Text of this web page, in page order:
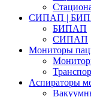
СИПАП |
БИПАП
СИПАП
Мониторы
Аспираторы